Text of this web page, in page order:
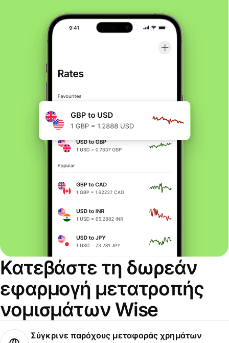
Κατεβάστε τη δωρεάν
εφαρμογή μετατροπής
νομισμάτων Wise
Σύγκρινε παρόχους μεταφοράς χρημάτων